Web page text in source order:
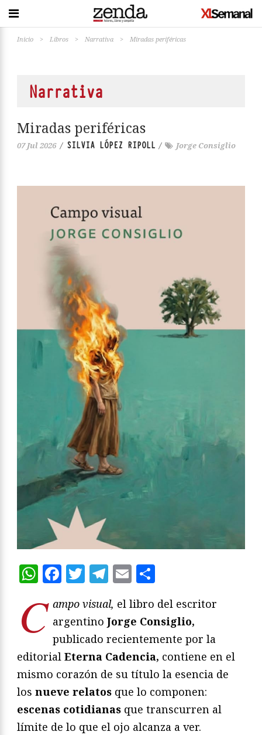
Inicio > Libros > Narrativa > Miradas periféricas
Narrativa
Miradas periféricas
07 Jul 2026 / SILVIA LÓPEZ RIPOLL / Jorge Consiglio
WhatsApp
Facebook
Twitter
Telegram
Email
C ampo visual, el libro del escritor
argentino Jorge Consiglio,
publicado recientemente por la
editorial Eterna Cadencia, contiene en el
mismo corazón de su título la esencia de
los nueve relatos que lo componen:
escenas cotidianas que transcurren al
límite de lo que el ojo alcanza a ver.